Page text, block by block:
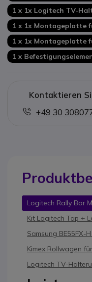
1 x 1x Logitech TV-
1 x 1x Montageplatte
1 x 1x Montageplatte
1 x
Kontaktieren
+49 30
Logitech Rally Bar
Kit Logitech Tap +
Samsung BE55FX-
Kimex Rollwagen
Logitech TV-